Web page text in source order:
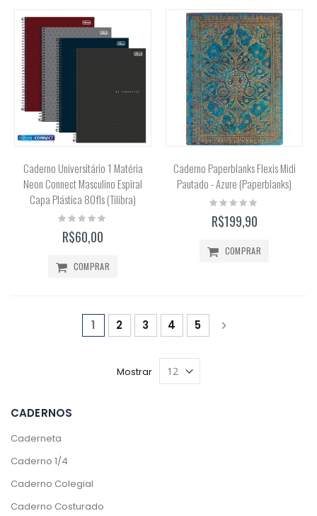
Caderno Universitário 1 Matéria
Neon Connect Masculino Espiral
Capa Plástica 80fls (Tilibra)
Rating:
0%
R$60,00
COMPRAR
Caderno Paperblanks Flexis Midi
Pautado - Azure (Paperblanks)
Rating:
0%
R$199,90
COMPRAR
Página
Você está lendo a página
1 Página
2 Página
3 Página
4 Página
5 Página
Próximo
Mostrar
CADERNOS
Caderneta
Caderno 1/4
Caderno Colegial
Caderno Costurado